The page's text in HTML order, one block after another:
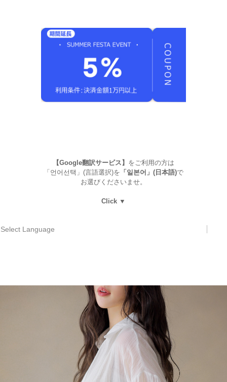
【Google翻訳サービス】 をご利用の方は
「언어선택」(言語選択)を 「일본어」(日本語)で
お選びくださいませ。
Click ▼
Select Language